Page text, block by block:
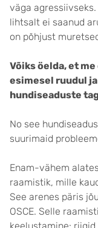
väga
lihtsalt ei saanud
on põhjust
Võiks öelda, et
esimesel ruudul
hundiseaduste
No see
suurimaid
Enam-vähem
raamistik, mille
See arenes päris
OSCE. Selle